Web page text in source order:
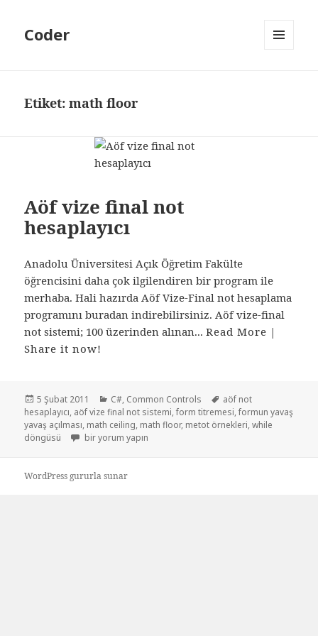
Coder
Etiket:math floor
Aöf vize final not
hesaplayıcı
Anadolu Üniversitesi Açık Öğretim Fakülte
öğrencisini daha çok ilgilendiren bir program ile
merhaba. Hali hazırda Aöf Vize-Final not hesaplama
programını buradan indirebilirsiniz. Aöf vize-final
not sistemi; 100 üzerinden alınan...Read More |
Share it now!
Yayın
tarihi
5 Şubat 2011 Kategoriler
C#, Common Controls Etiketler
aöf not
hesaplayıcı, aöf vize final not sistemi,form titremesi,formun yavaş
yavaş açılması, math ceiling, math floor, metot örnekleri,while
döngüsü
Aöf vize final not hesaplayıcı için
bir yorum yapın
WordPress gururla sunar